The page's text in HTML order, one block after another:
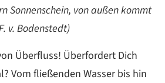
Sonnenschein, von außen kommt
v. Bodenstedt)
Überfluss! Überfordert Dich
Vom fließenden Wasser bis hin